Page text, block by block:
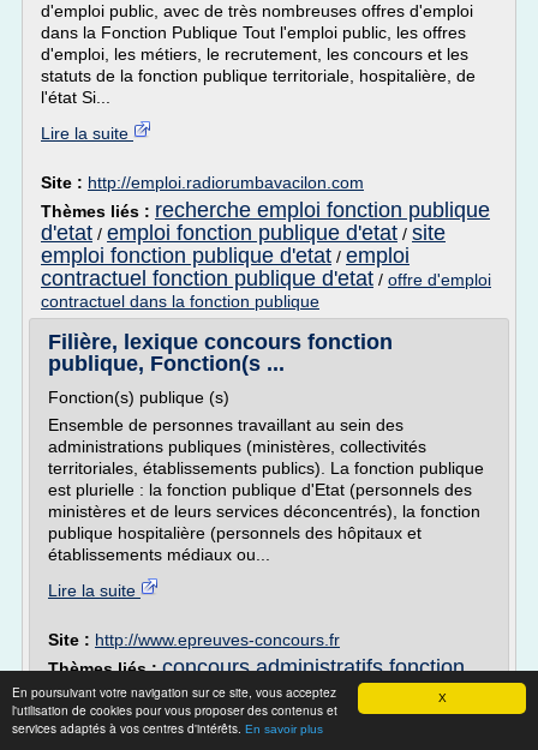
X
En poursuivant votre navigation sur ce site, vous acceptez
l'utilisation de cookies pour vous proposer des contenus et
services adaptés à vos centres d'intérêts. En savoir plus
d'emploi public, avec de très nombreuses offres d'emploi
dans la Fonction Publique Tout l'emploi public, les offres
d'emploi, les métiers, le recrutement, les concours et les
statuts de la fonction publique territoriale, hospitalière, de
l'état Si...
Lire la suite
Site : http://emploi.radiorumbavacilon.com
Thèmes liés : recherche emploi fonction publique
d'etat / emploi fonction publique d'etat / site
emploi fonction publique d'etat / emploi
contractuel fonction publique d'etat / offre d'emploi
contractuel dans la fonction publique
Filière, lexique concours fonction
publique, Fonction(s ...
Fonction(s) publique (s)
Ensemble de personnes travaillant au sein des
administrations publiques (ministères, collectivités
territoriales, établissements publics). La fonction publique
est plurielle : la fonction publique d'Etat (personnels des
ministères et de leurs services déconcentrés), la fonction
publique hospitalière (personnels des hôpitaux et
établissements médiaux ou...
Lire la suite
Site : http://www.epreuves-concours.fr
Thèmes liés :concours administratifs fonction
publique d'etat /avancement d echelon fonction
publique territoriale/tableau d avancement fonction
publique territoriale/concours administratifs